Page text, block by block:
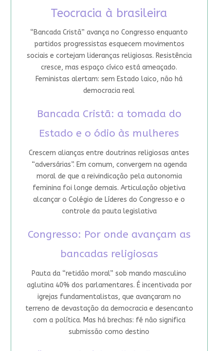
Teocracia à brasileira
“Bancada Cristã” avança no Congresso enquanto
partidos progressistas esquecem movimentos
sociais e cortejam lideranças religiosas. Resistência
cresce, mas espaço cívico está ameaçado.
Feministas alertam: sem Estado laico, não há
democracia real
Bancada Cristã: a tomada do
Estado e o ódio às mulheres
Crescem alianças entre doutrinas religiosas antes
“adversárias”. Em comum, convergem na agenda
moral de que a reivindicação pela autonomia
feminina foi longe demais. Articulação objetiva
alcançar o Colégio de Líderes do Congresso e o
controle da pauta legislativa
Congresso: Por onde avançam as
bancadas religiosas
Pauta da “retidão moral” sob mando masculino
aglutina 40% dos parlamentares. É incentivada por
igrejas fundamentalistas, que avançaram no
terreno de devastação da democracia e desencanto
com a política. Mas há brechas: fé não significa
submissão como destino